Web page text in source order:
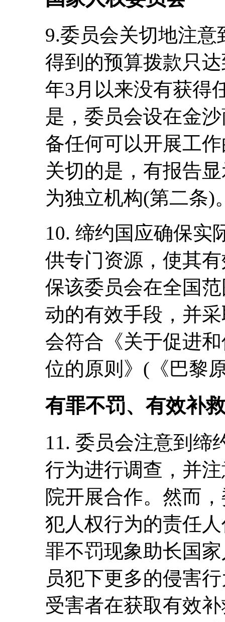
9.委员会关切地注
得到的预算拨款只
年3月以来没有获得
是，委员会设在金
备任何可以开展工
关切的是，有报告
为独立机构(第二条)
10. 缔约国应确保实
供专门资源，使其
保该委员会在全国
动的有效手段，并
会符合《关于促进
位的原则》(《巴黎
有罪不罚、有效补
11. 委员会注意到缔
行为进行调查，并
院开展合作。然而
犯人权行为的责任
罪不罚现象助长国
员犯下更多的侵害
受害者在获取有效